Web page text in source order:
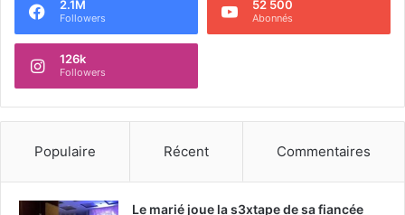
2.1M
Followers
52 500
Abonnés
126k
Followers
Populaire Récent Commentaires
Le marié joue la s3xtape de sa fiancée